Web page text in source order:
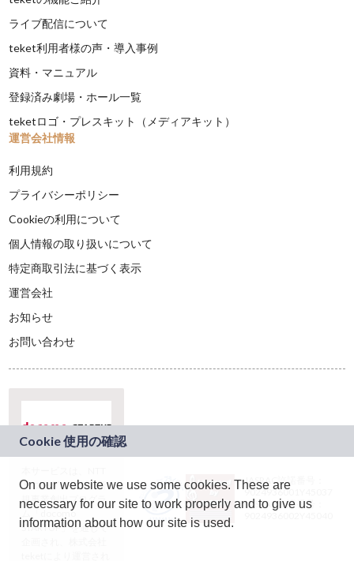
ライブ配信について
teket利用者様の声・導入事例
資料・マニュアル
登録済み劇場・ホール一覧
teketロゴ・プレスキット（メディアキット）
運営会社情報
利用規約
プライバシーポリシー
Cookieの利用について
個人情報の取り扱いについて
特定商取引法に基づく表示
運営会社
お知らせ
お問い合わせ
ドコモグループの新
規事業創出プログラ
ム「docomo
STARTUP」を通じて
JASRAC許諾番号：
9024936001Y45037
JASRAC許諾番号：
On our website we use some cookies. These are
necessary for our site to work properly and to give us
information about how our site is used.